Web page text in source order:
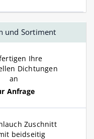
und Sortiment
Ihre
Dichtungen
an
Anfrage
Zuschnitt
beidseitig